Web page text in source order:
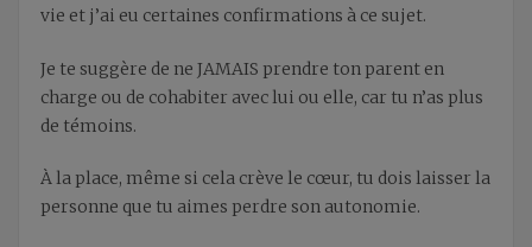
vie et j’ai eu certaines confirmations à ce sujet.
Je te suggère de ne JAMAIS prendre ton parent en
charge ou de cohabiter avec lui ou elle, car tu n’as plus
de témoins.
À la place, même si cela crève le cœur, tu dois laisser la
personne que tu aimes perdre son autonomie.